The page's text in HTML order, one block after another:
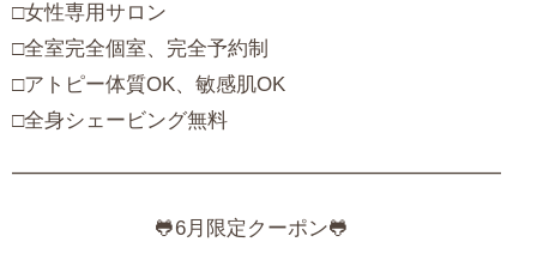
□女性専用サロン
□全室完全個室、完全予約制
□アトピー体質OK、敏感肌OK
□全身シェービング無料
━━━━━━━━━━━━━━━━━━━━━━━━
🐸6月限定クーポン🐸